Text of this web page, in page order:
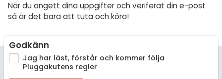
När du angett dina uppgifter och veriferat din e-post
så är det bara att tuta och köra!
Godkänn
Jag har läst, förstår och kommer följa
Pluggakutens regler
Programmering
Engelska